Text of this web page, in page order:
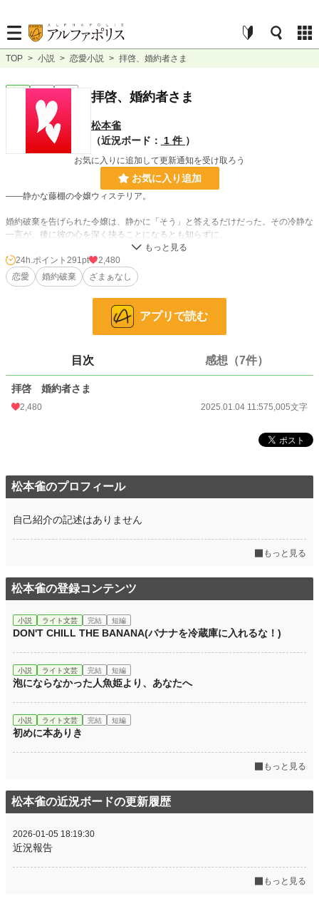
TOP > 小説 > 恋愛小説 > 拝啓、婚約者さま
完結 短編 拝啓、婚約者さま
松本雀
（近況ボード：
1 件 ）
お気に入りに追加して更新通知を受け取ろう
お気に入り追加
――静かな藤棚の令嬢ウィステリア。
婚約破棄を告げられた令嬢は、静かに「そう」と答えるだけだった。その冷静な
一言が、後に彼の心を深く抉ることになるとも知らずに。
小説 4,703 位 / 228,589 件
5,005
更新日時 2025.01.04 11:57
月間ポイント 18,092 pt (2,617 位)
年間ポイント 330,811 pt (1,751 位)
累計ポイント 667,540 pt (8,311 位)
24h.ポイント 291pt
2,480
恋愛
婚約破棄 ざまぁなし
アプリで読む
目次 感想（7件）
拝啓 婚約者さま
2,480 2025.01.04 11:575,005文字
松本雀のプロフィール
自己紹介の記述はありません
もっと見る
松本雀の登録コンテンツ
小説 ライト文芸 完結 短編
DON'T CHILL THE BANANA(バナナを冷蔵庫に入れるな！)
小説 ライト文芸 完結 短編
泡にならなかった人魚姫より、あなたへ
小説 ライト文芸 完結 短編
初めに本ありき
もっと見る
松本雀の近況ボードの更新履歴
2026-01-05 18:19:30
近況報告
もっと見る